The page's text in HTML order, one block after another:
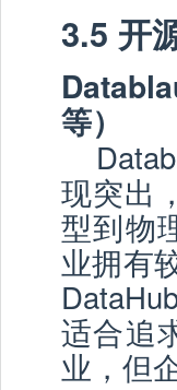
3.5 开
等）
现突出
型到物
业拥有
适合追
业，但